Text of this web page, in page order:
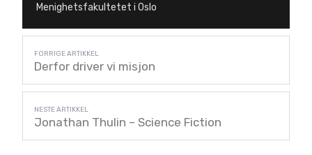
Menighetsfakultetet i Oslo
Derfor driver vi misjon
Jonathan Thulin – Science Fiction